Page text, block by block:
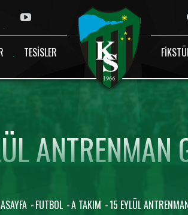
TESISLER
ANTRENMAN
FUTBOL A TAKIM 15 EYLÜL